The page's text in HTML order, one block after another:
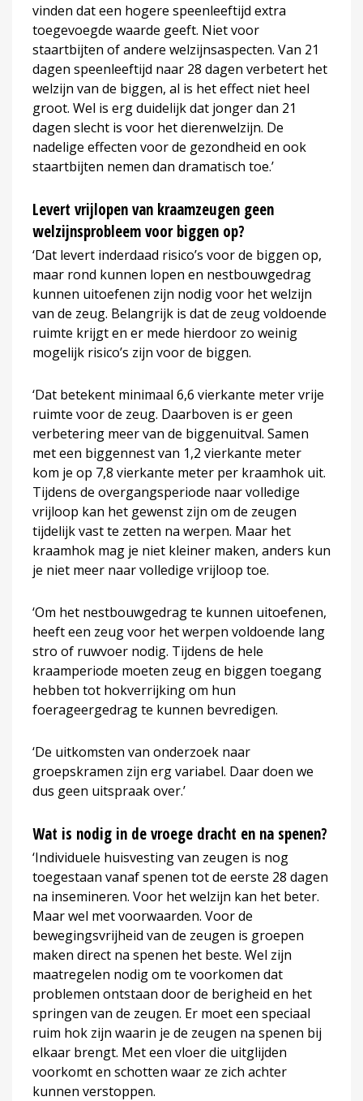
vinden dat een hogere speenleeftijd extra
toegevoegde waarde geeft. Niet voor
staartbijten of andere welzijnsaspecten. Van 21
dagen speenleeftijd naar 28 dagen verbetert het
welzijn van de biggen, al is het effect niet heel
groot. Wel is erg duidelijk dat jonger dan 21
dagen slecht is voor het dierenwelzijn. De
nadelige effecten voor de gezondheid en ook
staartbijten nemen dan dramatisch toe.’
Levert vrijlopen van kraamzeugen geen
welzijnsprobleem voor biggen op?
‘Dat levert inderdaad risico’s voor de biggen op,
maar rond kunnen lopen en nestbouwgedrag
kunnen uitoefenen zijn nodig voor het welzijn
van de zeug. Belangrijk is dat de zeug voldoende
ruimte krijgt en er mede hierdoor zo weinig
mogelijk risico’s zijn voor de biggen.
‘Dat betekent minimaal 6,6 vierkante meter vrije
ruimte voor de zeug. Daarboven is er geen
verbetering meer van de biggenuitval. Samen
met een biggennest van 1,2 vierkante meter
kom je op 7,8 vierkante meter per kraamhok uit.
Tijdens de overgangsperiode naar volledige
vrijloop kan het gewenst zijn om de zeugen
tijdelijk vast te zetten na werpen. Maar het
kraamhok mag je niet kleiner maken, anders kun
je niet meer naar volledige vrijloop toe.
‘Om het nestbouwgedrag te kunnen uitoefenen,
heeft een zeug voor het werpen voldoende lang
stro of ruwvoer nodig. Tijdens de hele
kraamperiode moeten zeug en biggen toegang
hebben tot hokverrijking om hun
foerageergedrag te kunnen bevredigen.
‘De uitkomsten van onderzoek naar
groepskramen zijn erg variabel. Daar doen we
dus geen uitspraak over.’
Wat is nodig in de vroege dracht en na spenen?
‘Individuele huisvesting van zeugen is nog
toegestaan vanaf spenen tot de eerste 28 dagen
na insemineren. Voor het welzijn kan het beter.
Maar wel met voorwaarden. Voor de
bewegingsvrijheid van de zeugen is groepen
maken direct na spenen het beste. Wel zijn
maatregelen nodig om te voorkomen dat
problemen ontstaan door de berigheid en het
springen van de zeugen. Er moet een speciaal
ruim hok zijn waarin je de zeugen na spenen bij
elkaar brengt. Met een vloer die uitglijden
voorkomt en schotten waar ze zich achter
kunnen verstoppen.